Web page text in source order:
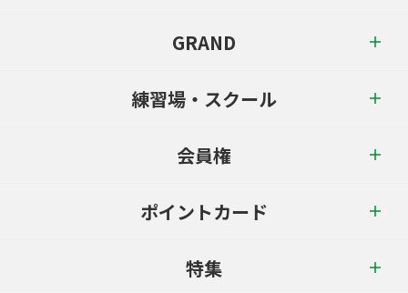
GRAND
練習場・スクール
会員権
ポイントカード
特集